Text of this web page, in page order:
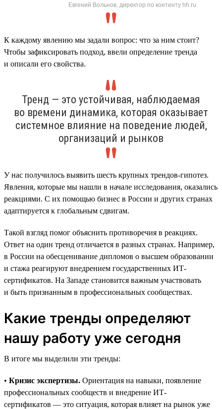
Евгений Вольнов, директор по контенту hh.ru
К каждому явлению мы задали вопрос: что за ним стоит?
Чтобы зафиксировать подход, ввели определение тренда
и описали его свойства.
Тренд — это устойчивая, наблюдаемая
во времени динамика, которая оказывает
системное влияние на поведение людей,
организаций и рынков
У нас получилось выявить шесть крупных трендов-гипотез.
Явления, которые мы нашли в начале исследования, оказались
реакциями. С их помощью бизнес в России и других странах
адаптируется к глобальным сдвигам.
Такой взгляд помог объяснить противоречия в реакциях.
Ответ на один тренд отличается в разных странах. Например,
в России на обесценивание дипломов о высшем образовании
и стажа реагируют внедрением государственных ИТ-
сертификатов. На Западе становится важным участвовать
и быть признанным в профессиональных сообществах.
Какие тренды определяют
нашу работу уже сегодня
В итоге мы выделили эти тренды:
• Кризис экспертизы. Ориентация на навыки, появление
профессиональных сообществ и внедрение ИТ-
сертификатов — это ситуация, которая влияет на рынок уже